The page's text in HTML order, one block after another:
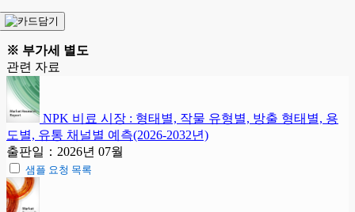
※ 부가세 별도
관련 자료
NPK 비료 시장 : 형태별, 작물 유형별, 방출 형태별, 용
도별, 유통 채널별 예측(2026-2032년)
출판일：2026년 07월
샘플 요청 목록